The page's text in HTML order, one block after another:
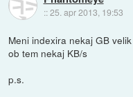
::25. apr 2013, 19:53
Meni indexira nekaj GB
ob tem nekaj KB/s
p.s.